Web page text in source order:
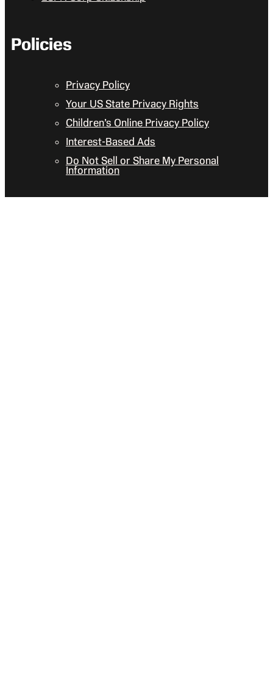
Policies
Privacy Policy
Your US State Privacy Rights
Children’s Online Privacy Policy
Interest-Based Ads
Do Not Sell or Share My Personal
Information